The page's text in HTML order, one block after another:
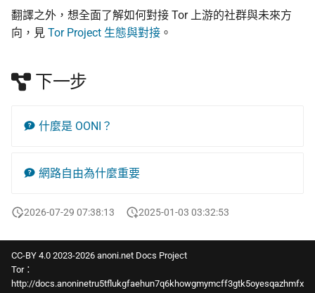
翻譯之外，想全面了解如何對接 Tor 上游的社群與未來方
向，見 Tor Project 生態與對接 。
下一步
什麼是 OONI？
網路自由為什麼重要
2026-07-29 07:38:13 2025-01-03 03:32:53
CC-BY 4.0 2023-2026 anoni.net Docs Project
Tor：
http://docs.anoninetru5tflukgfaehun7q6khowgmymcff3gtk5oyesqazhmfx